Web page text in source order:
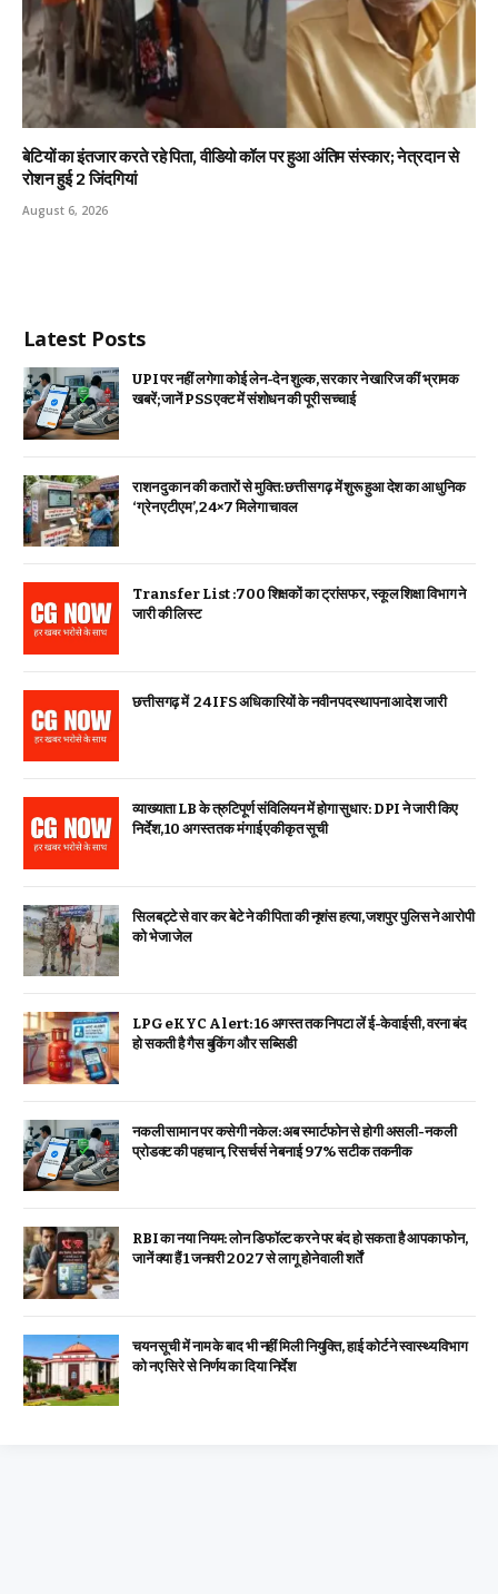
बेटियों का इंतजार करते रहे पिता, वीडियो कॉल पर हुआ अंतिम संस्कार; नेत्रदान से
रोशन हुई 2 जिंदगियां
August 6, 2026
Latest Posts
UPI पर नहीं लगेगा कोई लेन-देन शुल्क, सरकार ने खारिज कीं भ्रामक
खबरें; जानें PSS एक्ट में संशोधन की पूरी सच्चाई
राशन दुकान की कतारों से मुक्ति: छत्तीसगढ़ में शुरू हुआ देश का आधुनिक
‘ग्रेन एटीएम’, 24×7 मिलेगा चावल
Transfer List :700 शिक्षकों का ट्रांसफर, स्कूल शिक्षा विभाग ने
जारी की लिस्ट
छत्तीसगढ़ में 24 IFS अधिकारियों के नवीन पदस्थापना आदेश जारी
व्याख्याता LB के त्रुटिपूर्ण संविलियन में होगा सुधार: DPI ने जारी किए
निर्देश, 10 अगस्त तक मंगाई एकीकृत सूची
सिलबट्टे से वार कर बेटे ने की पिता की नृशंस हत्या, जशपुर पुलिस ने आरोपी
को भेजा जेल
LPG eKYC Alert: 16 अगस्त तक निपटा लें ई-केवाईसी, वरना बंद
हो सकती है गैस बुकिंग और सब्सिडी
नकली सामान पर कसेगी नकेल: अब स्मार्टफोन से होगी असली-नकली
प्रोडक्ट की पहचान, रिसर्चर्स ने बनाई 97% सटीक तकनीक
RBI का नया नियम: लोन डिफॉल्ट करने पर बंद हो सकता है आपका फोन,
जानें क्या हैं 1 जनवरी 2027 से लागू होने वाली शर्तें
चयन सूची में नाम के बाद भी नहीं मिली नियुक्ति, हाई कोर्ट ने स्वास्थ्य विभाग
को नए सिरे से निर्णय का दिया निर्देश